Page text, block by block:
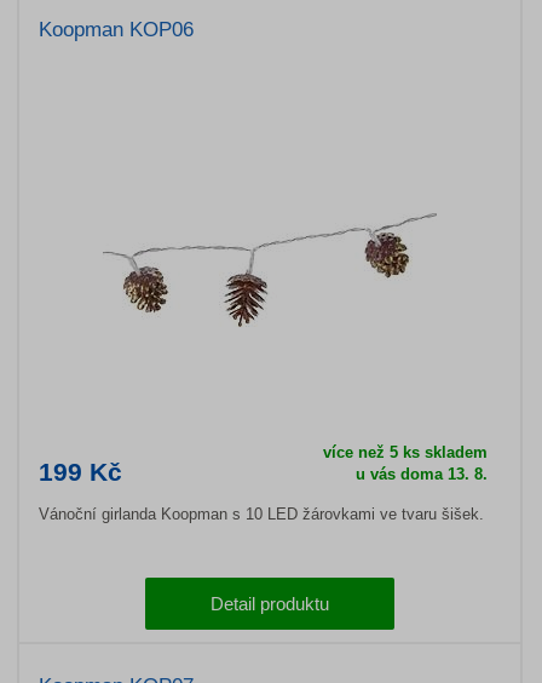
Koopman KOP06
199 Kč
více než 5 ks skladem
u vás doma 13. 8.
Vánoční girlanda Koopman s 10 LED žárovkami ve tvaru šišek.
Detail produktu